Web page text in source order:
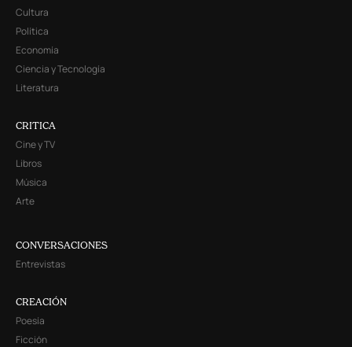
Cultura
Política
Economía
Ciencia y Tecnología
Literatura
CRITICA
Cine y TV
Libros
Música
Arte
CONVERSACIONES
Entrevistas
CREACIÓN
Poesía
Ficción